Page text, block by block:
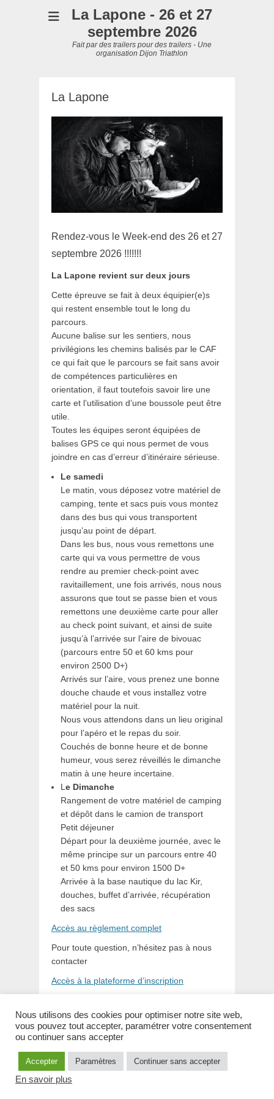
La Lapone - 26 et 27
septembre 2026
Fait par des trailers pour des trailers - Une
organisation Dijon Triathlon
La Lapone
Rendez-vous le Week-end des 26 et 27
septembre 2026 !!!!!!!
La Lapone revient sur deux jours
Cette épreuve se fait à deux équipier(e)s
qui restent ensemble tout le long du
parcours.
Aucune balise sur les sentiers, nous
privilégions les chemins balisés par le CAF
ce qui fait que le parcours se fait sans avoir
de compétences particulières en
orientation, il faut toutefois savoir lire une
carte et l’utilisation d’une boussole peut être
utile.
Toutes les équipes seront équipées de
balises GPS ce qui nous permet de vous
joindre en cas d’erreur d’itinéraire sérieuse.
Le samedi
Le matin, vous déposez votre matériel de
camping, tente et sacs puis vous montez
dans des bus qui vous transportent
jusqu’au point de départ.
Dans les bus, nous vous remettons une
carte qui va vous permettre de vous
rendre au premier check-point avec
ravitaillement, une fois arrivés, nous nous
assurons que tout se passe bien et vous
remettons une deuxième carte pour aller
au check point suivant, et ainsi de suite
jusqu’à l’arrivée sur l’aire de bivouac
(parcours entre 50 et 60 kms pour
environ 2500 D+)
Arrivés sur l’aire, vous prenez une bonne
douche chaude et vous installez votre
matériel pour la nuit.
Nous vous attendons dans un lieu original
pour l’apéro et le repas du soir.
Couchés de bonne heure et de bonne
humeur, vous serez réveillés le dimanche
matin à une heure incertaine.
L e Dimanche
Rangement de votre matériel de camping
et dépôt dans le camion de transport
Petit déjeuner
Départ pour la deuxième journée, avec le
même principe sur un parcours entre 40
et 50 kms pour environ 1500 D+
Arrivée à la base nautique du lac Kir,
douches, buffet d’arrivée, récupération
des sacs
Accès au règlement complet
Pour toute question, n’hésitez pas à nous
contacter
Accès à la plateforme d’inscription
Rights Reserved.
Nous utilisons des cookies pour optimiser notre site web,
vous pouvez tout accepter, paramétrer votre consentement
ou continuer sans accepter
Accepter Paramètres Continuer sans accepter
En savoir plus